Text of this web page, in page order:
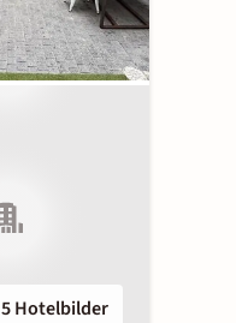
5 Hotelbilder